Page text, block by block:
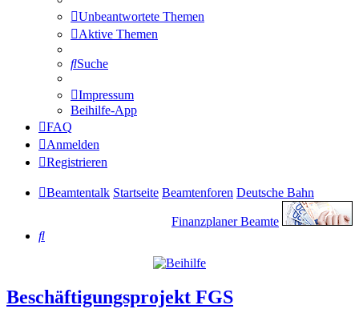
Unbeantwortete Themen
Aktive Themen
Suche
Impressum
Beihilfe-App
FAQ
Anmelden
Registrieren
Beamtentalk Startseite Beamtenforen Deutsche Bahn
Finanzplaner Beamte
Suche
Beschäftigungsprojekt FGS